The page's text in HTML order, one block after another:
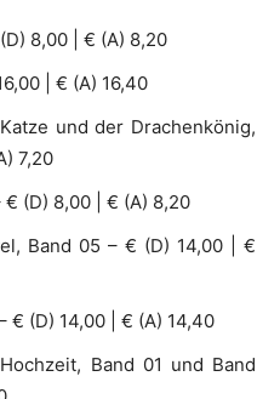
8,00 | € (A) 8,20
| € (A) 16,40
und der Drachenkönig,
7,20
€ (D) 8,00 | € (A) 8,20
Band 05 – € (D) 14,00 | €
€ (D) 14,00 | € (A) 14,40
Band 01 und Band